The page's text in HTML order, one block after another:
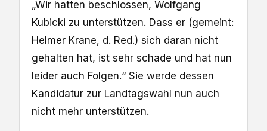
„Wir hatten beschlossen, Wolfgang
Kubicki zu unterstützen. Dass er (gemeint:
Helmer Krane, d. Red.) sich daran nicht
gehalten hat, ist sehr schade und hat nun
leider auch Folgen.“ Sie werde dessen
Kandidatur zur Landtagswahl nun auch
nicht mehr unterstützen.